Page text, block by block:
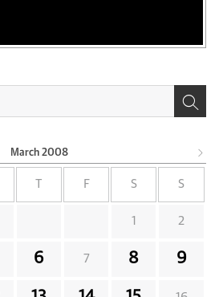
March 2008
F S S
1 2
6 7 8 9